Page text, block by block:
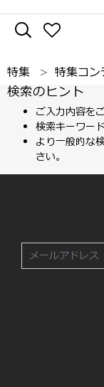
特集 特集コン
検索のヒント
ご入力内容を
検索キーワー
より一般的な
さい。